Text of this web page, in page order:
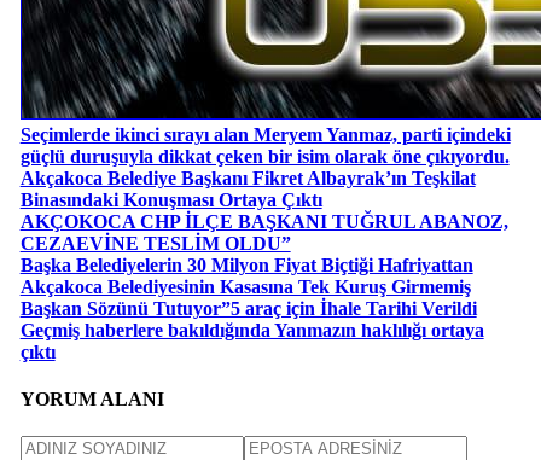
Seçimlerde ikinci sırayı alan Meryem Yanmaz, parti içindeki
güçlü duruşuyla dikkat çeken bir isim olarak öne çıkıyordu.
Akçakoca Belediye Başkanı Fikret Albayrak’ın Teşkilat
Binasındaki Konuşması Ortaya Çıktı
AKÇOKOCA CHP İLÇE BAŞKANI TUĞRUL ABANOZ,
CEZAEVİNE TESLİM OLDU”
Başka Belediyelerin 30 Milyon Fiyat Biçtiği Hafriyattan
Akçakoca Belediyesinin Kasasına Tek Kuruş Girmemiş
Başkan Sözünü Tutuyor”5 araç için İhale Tarihi Verildi
Geçmiş haberlere bakıldığında Yanmazın haklılığı ortaya
çıktı
YORUM ALANI